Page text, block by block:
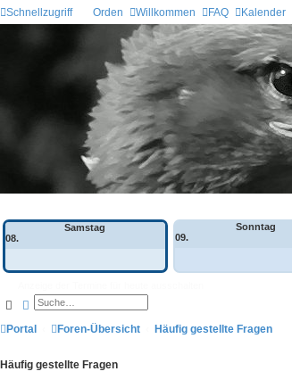
Schnellzugriff Orden Willkommen FAQ Kalender
Samstag
08.
Sonntag
09.
SucheErweiterte Suche
Portal Foren-Übersicht Häufig gestellte Fragen
Häufig gestellte Fragen